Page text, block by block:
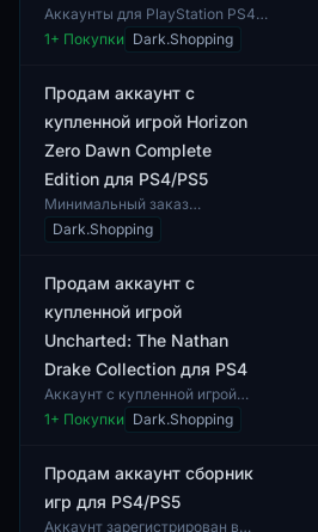
Аккаунты для PlayStation PS4 и
PS5 предлагаются в комплекте
с почтовыми адресами.
удобство и...
1+ Покупки Dark.Shopping
Продам аккаунт с
купленной игрой Horizon
Zero Dawn Complete
Edition для PS4/PS5
Минимальный заказ
составляет 1 аккаунт. Данный
лот представляет собой
Horizon Zero Dawn Comple...
Dark.Shopping
Продам аккаунт с
купленной игрой
Uncharted: The Nathan
Drake Collection для PS4
Аккаунт с купленной игрой
Uncharted: The Nathan Drake
Collection для консоли PS4. Это
получить до...
1+ Покупки Dark.Shopping
Продам аккаунт сборник
игр для PS4/PS5
Аккаунт зарегистрирован в